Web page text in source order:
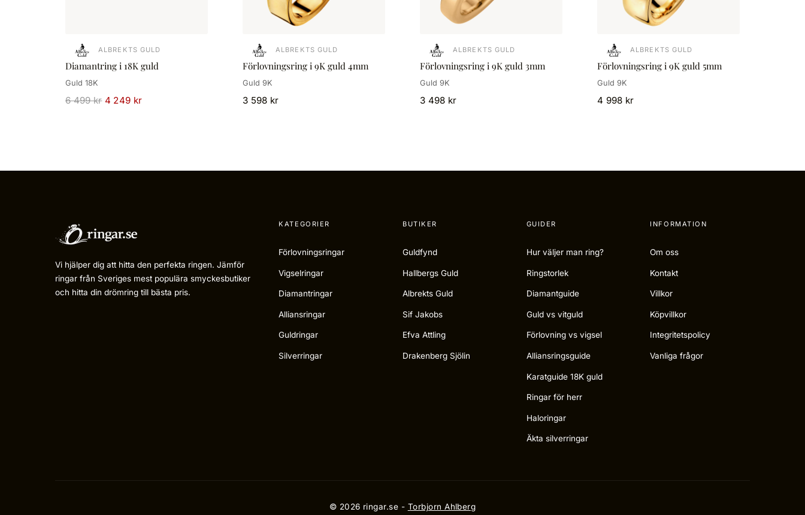
ALBREKTS GULD
Diamantring i 18K guld
Guld 18K
6 499 kr 4 249 kr
ALBREKTS GULD
Förlovningsring i 9K guld 4mm
Guld 9K
3 598 kr
ALBREKTS GULD
Förlovningsring i 9K guld 3mm
Guld 9K
3 498 kr
ALBREKTS GULD
Förlovningsring i 9K guld 5mm
Guld 9K
4 998 kr
Vi hjälper dig att hitta den perfekta ringen. Jämför
ringar från Sveriges mest populära smyckesbutiker
och hitta din drömring till bästa pris.
KATEGORIER
Förlovningsringar
Vigselringar
Diamantringar
Alliansringar
Guldringar
Silverringar
BUTIKER
Guldfynd
Hallbergs Guld
Albrekts Guld
Sif Jakobs
Efva Attling
Drakenberg Sjölin
GUIDER
Hur väljer man ring?
Ringstorlek
Diamantguide
Guld vs vitguld
Förlovning vs vigsel
Alliansringsguide
Karatguide 18K guld
Ringar för herr
Haloringar
Äkta silverringar
INFORMATION
Om oss
Kontakt
Villkor
Köpvillkor
Integritetspolicy
Vanliga frågor
© 2026 ringar.se - Torbjorn Ahlberg